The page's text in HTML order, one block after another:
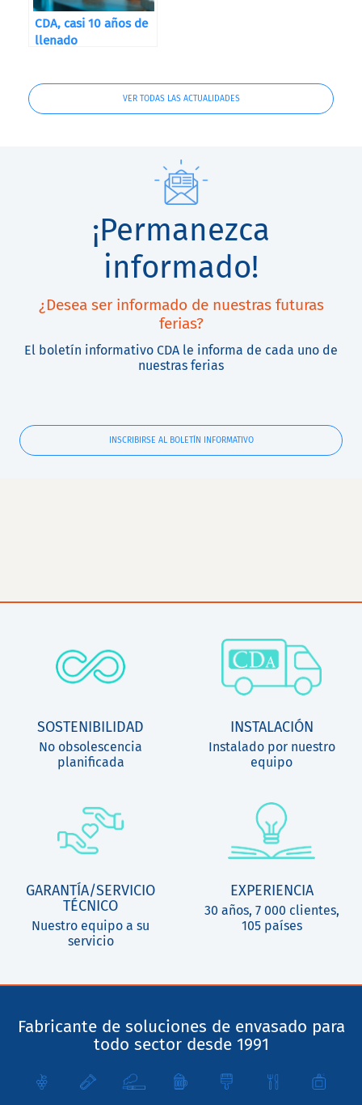
CDA, casi 10 años de
llenado
VER TODAS LAS ACTUALIDADES
¡Permanezca
informado!
¿Desea ser informado de nuestras futuras
ferias?
El boletín informativo CDA le informa de cada uno de
nuestras ferias
INSCRIBIRSE AL BOLETÍN INFORMATIVO
SOSTENIBILIDAD
No obsolescencia
planificada
INSTALACIÓN
Instalado por nuestro
equipo
GARANTÍA/SERVICIO
TÉCNICO
Nuestro equipo a su
servicio
EXPERIENCIA
30 años, 7 000 clientes,
105 países
Fabricante de soluciones de envasado para
todo sector desde 1991